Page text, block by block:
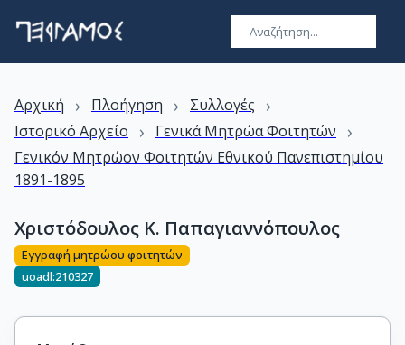
Αρχική › Πλοήγηση › Συλλογές ›
Ιστορικό Αρχείο › Γενικά Μητρώα Φοιτητών ›
Γενικόν Μητρώον Φοιτητών Εθνικού Πανεπιστημίου
1891-1895
Χριστόδουλος Κ. Παπαγιαννόπουλος
Εγγραφή μητρώου φοιτητών
uoadl:210327